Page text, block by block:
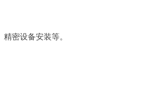
密设备安装等。